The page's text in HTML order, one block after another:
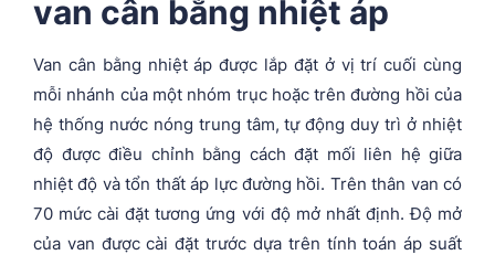
van cân bằng nhiệt áp
Van cân bằng nhiệt áp được lắp đặt ở vị trí cuối cùng
mỗi nhánh của một nhóm trục hoặc trên đường hồi của
hệ thống nước nóng trung tâm, tự động duy trì ở nhiệt
độ được điều chỉnh bằng cách đặt mối liên hệ giữa
nhiệt độ và tổn thất áp lực đường hồi. Trên thân van có
70 mức cài đặt tương ứng với độ mở nhất định. Độ mở
của van được cài đặt trước dựa trên tính toán áp suất